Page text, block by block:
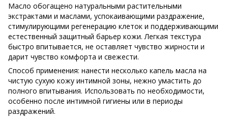
Масло обогащено натуральными растительными
экстрактами и маслами, успокаивающими раздражение,
стимулирующими регенерацию клеток и поддерживающими
естественный защитный барьер кожи. Легкая текстура
быстро впитывается, не оставляет чувство жирности и
дарит чувство комфорта и свежести.
Способ применения: нанести несколько капель масла на
чистую сухую кожу интимной зоны, нежно умастить до
полного впитывания. Использовать по необходимости,
особенно после интимной гигиены или в периоды
раздражений.